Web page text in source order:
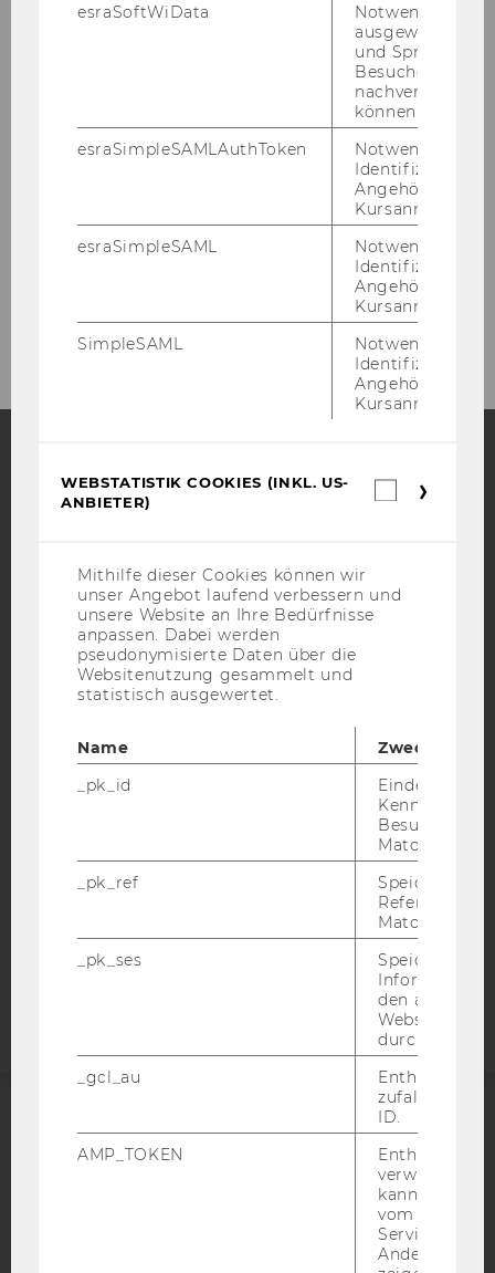
Senior Faculty
Anna Andronovich
Anna Weihs
Administration and Program Management
FacebookInstagramBlog
YouTube NewsletterBluesky
BARRIEREFREIHEITSERKLÄRUNG WEBSEITE
DATENSCHUTZERKLÄRUNG
DATENSCHUTZERKLÄRUNG SOCIAL MEDIA
STUDIENBEWERBER*INNEN UND STUDIERENDE
Barrierefreiheitserklärung
ACCREDITED BY:
esraSoftWiData
Notwendig um
ausgewählte
und
Besuchers
nachverfolgen
können.
esraSimpleSAMLAuthToken
Notwendig zur
Identifizierung
Angehörige/r für
Kursanmeldung.
esraSimpleSAML
Notwendig zur
Identifizierung
Angehörige/r für
Kursanmeldung.
SimpleSAML
Notwendig zur
Identifizierung
Angehörige/r für
Kursanmeldung.
WEBSTATISTIK COOKIES (INKL. US-
ANBIETER)
Mithilfe dieser Cookies können wir
unser Angebot laufend verbessern und
unsere Website an Ihre Bedürfnisse
anpassen. Dabei werden
pseudonymisierte Daten über die
Websitenutzung gesammelt und
statistisch ausgewertet.
Name
Zweck
_pk_id
Eindeutige
Besuchers
Matomo.
_pk_ref
Speicherung
Referrers
Matomo.
_pk_ses
Speicherung
den aktuellen
durch
_gcl_au
Enthält eine
ID.
AMP_TOKEN
Enthält ein
verwendet
kann, um
vom AMP-
Service
Andere